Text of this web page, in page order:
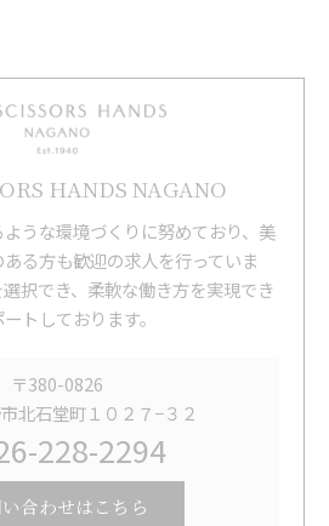
HANDS NAGANO
うな環境づくりに努めており、美
る方も歓迎の求人を行っていま
択でき、柔軟な働き方を実現でき
トしております。
〒380-0826
北石堂町１０２７−３２
228-2294
合わせはこちら